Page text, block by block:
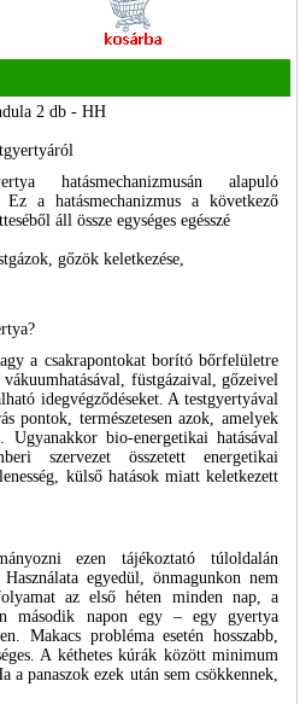
2 db - HH
hatásmechanizmusán alapuló
Ez a hatásmechanizmus a következő
áll össze egységes egésszé
gőzök keletkezése,
a csakrapontokat borító bőrfelületre
vákuumhatásával, füstgázaival, gőzeivel
idegvégződéseket. A testgyertyával
pontok, természetesen azok, amelyek
Ugyanakkor bio-energetikai hatásával
szervezet összetett energetikai
külső hatások miatt keletkezett
ezen tájékoztató túloldalán
egyedül, önmagunkon nem
az első héten minden nap, a
második napon egy – egy gyertya
Makacs probléma esetén hosszabb,
A kéthetes kúrák között minimum
a panaszok ezek után sem csökkennek,